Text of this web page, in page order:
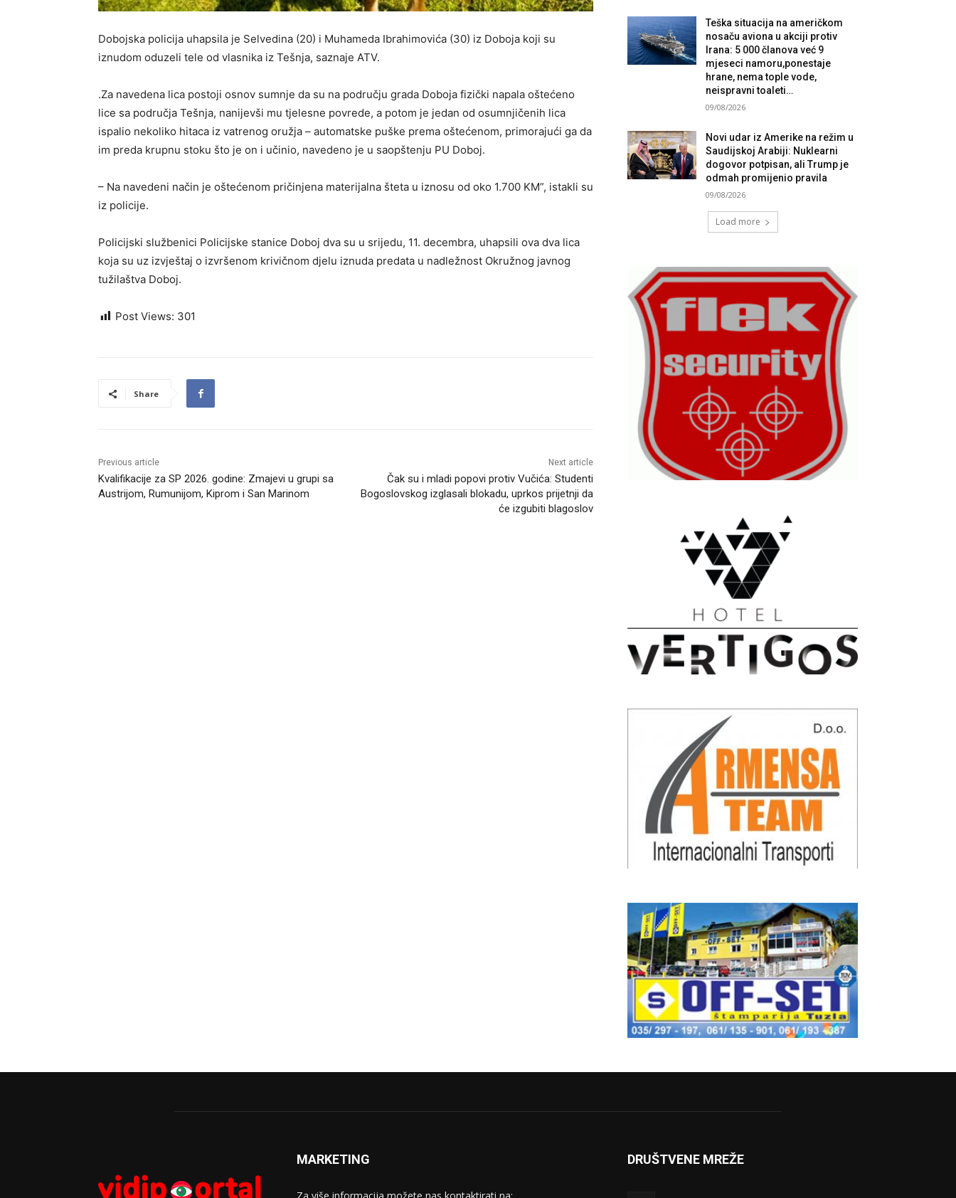
Dobojska policija uhapsila je Selvedina (20) i Muhameda Ibrahimovića (30) iz Doboja koji su
iznudom oduzeli tele od vlasnika iz Tešnja, saznaje ATV.
.Za navedena lica postoji osnov sumnje da su na području grada Doboja fizički napala oštećeno
lice sa područja Tešnja, nanijevši mu tjelesne povrede, a potom je jedan od osumnjičenih lica
ispalio nekoliko hitaca iz vatrenog oružja – automatske puške prema oštećenom, primorajući ga da
im preda krupnu stoku što je on i učinio, navedeno je u saopštenju PU Doboj.
– Na navedeni način je oštećenom pričinjena materijalna šteta u iznosu od oko 1.700 KM”, istakli su
iz policije.
Policijski službenici Policijske stanice Doboj dva su u srijedu, 11. decembra, uhapsili ova dva lica
koja su uz izvještaj o izvršenom krivičnom djelu iznuda predata u nadležnost Okružnog javnog
tužilaštva Doboj.
Post Views: 301
Share
Previous article
Kvalifikacije za SP 2026. godine: Zmajevi u grupi sa
Austrijom, Rumunijom, Kiprom i San Marinom
Next article
Čak su i mladi popovi protiv Vučića: Studenti
Bogoslovskog izglasali blokadu, uprkos prijetnji da
će izgubiti blagoslov
Teška situacija na američkom
nosaču aviona u akciji protiv
Irana: 5 000 članova već 9
mjeseci namoru,ponestaje
hrane, nema tople vode,
neispravni toaleti…
09/08/2026
Novi udar iz Amerike na režim u
Saudijskoj Arabiji: Nuklearni
dogovor potpisan, ali Trump je
odmah promijenio pravila
09/08/2026
Load more
MARKETING DRUŠTVENE MREŽE